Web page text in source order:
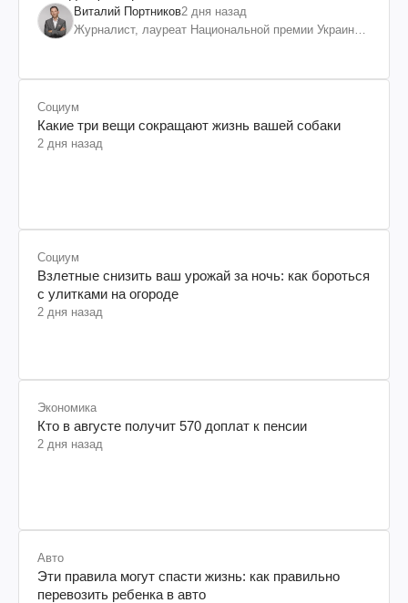
Виталий Портников2 дня назад
Журналист, лауреат Национальной премии Украины
Социум
Какие три вещи сокращают жизнь вашей собаки
2 дня назад
Социум
Взлетные снизить ваш урожай за ночь: как бороться
с улитками на огороде
2 дня назад
Экономика
Кто в августе получит 570 доплат к пенсии
2 дня назад
Авто
Эти правила могут спасти жизнь: как правильно
перевозить ребенка в авто